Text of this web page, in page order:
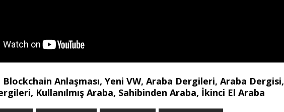
Anlaşması, Yeni VW, Araba Dergileri, Araba Dergisi,
Kullanılmış Araba, Sahibinden Araba, İkinci El Araba